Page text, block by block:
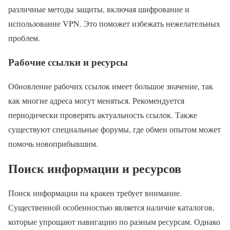
различные методы защиты, включая шифрование и
использование VPN. Это поможет избежать нежелательных
проблем.
Рабочие ссылки и ресурсы
Обновление рабочих ссылок имеет большое значение, так
как многие адреса могут меняться. Рекомендуется
периодически проверять актуальность ссылок. Также
существуют специальные форумы, где обмен опытом может
помочь новоприбывшим.
Поиск информации и ресурсов
Поиск информации на кракен требует внимание.
Существенной особенностью является наличие каталогов,
которые упрощают навигацию по разным ресурсам. Однако